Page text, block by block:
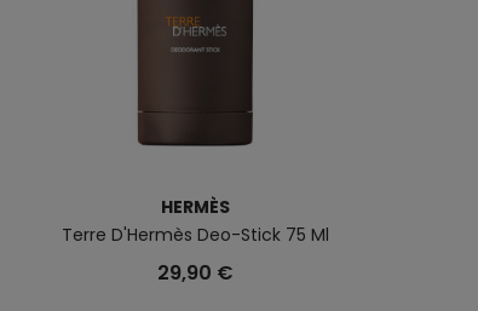
HERMÈS
Terre D'Hermès Deo-Stick 75 Ml
29,90 €